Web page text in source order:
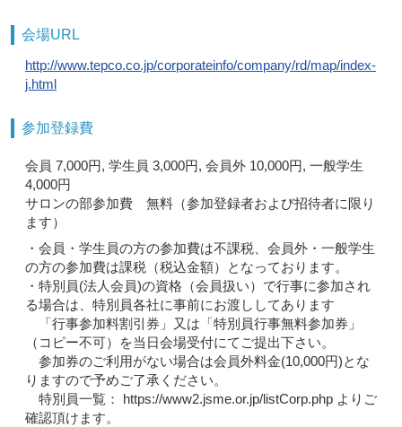
会場URL
http://www.tepco.co.jp/corporateinfo/company/rd/map/index-
j.html
参加登録費
会員 7,000円, 学生員 3,000円, 会員外 10,000円, 一般学生
4,000円
サロンの部参加費 無料（参加登録者および招待者に限り
ます）
・会員・学生員の方の参加費は不課税、会員外・一般学生
の方の参加費は課税（税込金額）となっております。
・特別員(法人会員)の資格（会員扱い）で行事に参加され
る場合は、特別員各社に事前にお渡ししてあります
「行事参加料割引券」又は「特別員行事無料参加券」
（コピー不可）を当日会場受付にてご提出下さい。
参加券のご利用がない場合は会員外料金(10,000円)とな
りますので予めご了承ください。
特別員一覧： https://www2.jsme.or.jp/listCorp.php よりご
確認頂けます。